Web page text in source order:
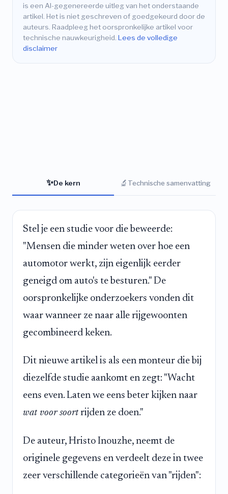
is een AI-gegenereerde uitleg van het onderstaande
artikel. Het is niet geschreven of goedgekeurd door de
auteurs. Raadpleeg het oorspronkelijke artikel voor
technische nauwkeurigheid. Lees de volledige
disclaimer
✨De kern 🔬 Technische samenvatting
Stel je een studie voor die beweerde:
"Mensen die minder weten over hoe een
automotor werkt, zijn eigenlijk eerder
geneigd om auto's te besturen." De
oorspronkelijke onderzoekers vonden dit
waar wanneer ze naar alle rijgewoonten
gecombineerd keken.
Dit nieuwe artikel is als een monteur die bij
diezelfde studie aankomt en zegt: "Wacht
eens even. Laten we eens beter kijken naar
wat voor soortrijden ze doen."
De auteur, Hristo Inouzhe, neemt de
originele gegevens en verdeelt deze in twee
zeer verschillende categorieën van "rijden":